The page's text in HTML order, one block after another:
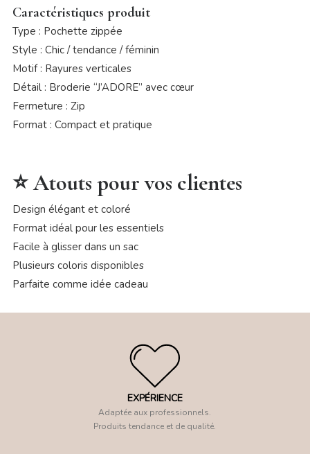
Caractéristiques produit
Type : Pochette zippée
Style : Chic / tendance / féminin
Motif : Rayures verticales
Détail : Broderie “J’ADORE” avec cœur
Fermeture : Zip
Format : Compact et pratique
⭐ Atouts pour vos clientes
Design élégant et coloré
Format idéal pour les essentiels
Facile à glisser dans un sac
Plusieurs coloris disponibles
Parfaite comme idée cadeau
EXPÉRIENCE
Adaptée aux professionnels.
Produits tendance et de qualité.